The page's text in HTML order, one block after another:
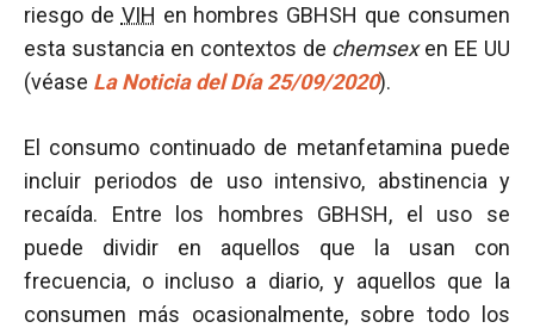
riesgo de VIH en hombres GBHSH que consumen
esta sustancia en contextos de chemsexen EE UU
(véase La Noticia del Día 25/09/2020).
El consumo continuado de metanfetamina puede
incluir periodos de uso intensivo, abstinencia y
recaída. Entre los hombres GBHSH, el uso se
puede dividir en aquellos que la usan con
frecuencia, o incluso a diario, y aquellos que la
consumen más ocasionalmente, sobre todo los